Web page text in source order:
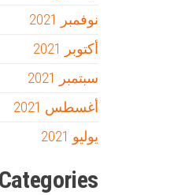
نوفمبر 2021
أكتوبر 2021
سبتمبر 2021
أغسطس 2021
يوليو 2021
Categories